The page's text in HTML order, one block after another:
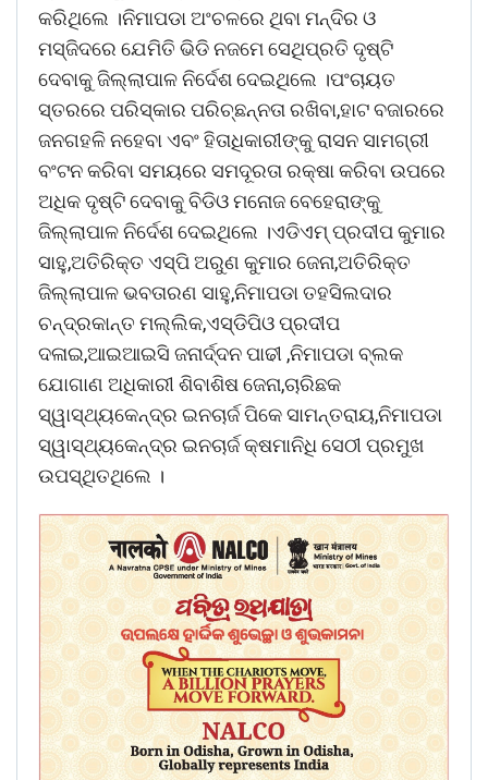
କରିଥିଲେ ।ନିମାପଡା ଅଂଚଳରେ ଥିବା ମନ୍ଦିର ଓ
ମସ୍ଜିଦରେ ଯେମିତି ଭିଡି ନଜମେ ସେଥିପ୍ରତି ଦୃଷ୍ଟି
ଦେବାକୁ ଜିଲ୍ଲାପାଳ ନିର୍ଦେଶ ଦେଇଥିଲେ ।ପଂଚାୟତ
ସ୍ତରରେ ପରିସ୍କାର ପରିଚ୍ଛନ୍ନତା ରଖିବା,ହାଟ ବଜାରରେ
ଜନଗହଳି ନହେବା ଏବଂ ହିତାଧିକାରୀଙ୍କୁ ରାସନ ସାମଗ୍ରୀ
ବଂଟନ କରିବା ସମୟରେ ସମଦୂରତା ରକ୍ଷା କରିବା ଉପରେ
ଅଧିକ ଦୃଷ୍ଟି ଦେବାକୁ ବିଡିଓ ମନୋଜ ବେହେରାଙ୍କୁ
ଜିଲ୍ଲାପାଳ ନିର୍ଦେଶ ଦେଇଥିଲେ ।ଏଡିଏମ୍ ପ୍ରଦୀପ କୁମାର
ସାହୁ,ଅତିରିକ୍ତ ଏସ୍ପି ଅରୁଣ କୁମାର ଜେନା,ଅତିରିକ୍ତ
ଜିଲ୍ଲାପାଳ ଭବତାରଣ ସାହୁ,ନିମାପଡା ତହସିଲଦାର
ଚନ୍ଦ୍ରକାନ୍ତ ମଲ୍ଲିକ,ଏସ୍ଡିପିଓ ପ୍ରଦୀପ
ଦଳାଇ,ଆଇଆଇସି ଜନାର୍ଦ୍ଦନ ପାଢୀ ,ନିମାପଡା ବ୍ଲକ
ଯୋଗାଣ ଅଧିକାରୀ ଶିବାଶିଷ ଜେନା,ଚାରିଛକ
ସ୍ୱାସ୍ଥ୍ୟକେନ୍ଦ୍ର ଇନଚାର୍ଜ ପିକେ ସାମନ୍ତରାୟ,ନିମାପଡା
ସ୍ୱାସ୍ଥ୍ୟକେନ୍ଦ୍ର ଇନଚାର୍ଜ କ୍ଷମାନିଧି ସେଠୀ ପ୍ରମୁଖ
ଉପସ୍ଥିତଥିଲେ ।